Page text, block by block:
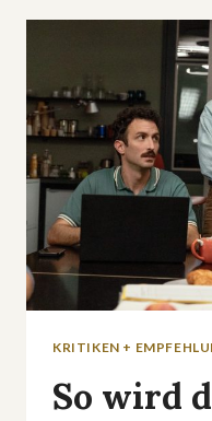
–
FRANK
ROSIN
UM
KRITIKEN +
So wird